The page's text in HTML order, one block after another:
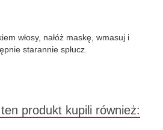
włosy, nałóż maskę, wmasuj i
starannie spłucz.
produkt kupili również: